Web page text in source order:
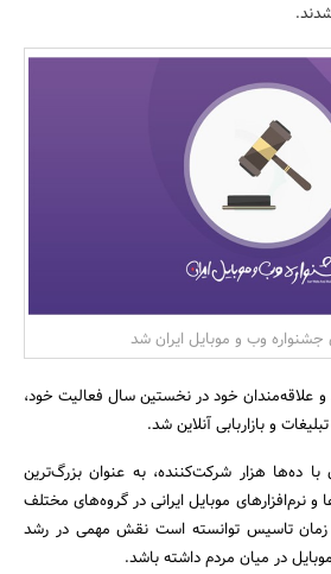
جشنواره وب و موبایل ایران شد
و علاقه‌مندان خود در نخستین سال فعالیت خود،
و بازاربابی آنلاین شد.
با ده‌ها هزار شرکت‌کننده، به عنوان بزرگ‌ترین
موبایل ایرانی در گروه‌های مختلف
زمان تاسیس توانسته است نقش مهمی در رشد
در میان مردم داشته باشد.